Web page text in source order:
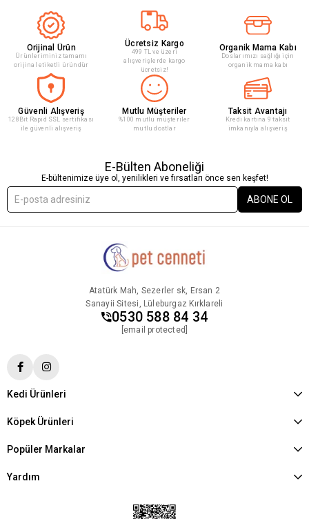
Orijinal Ürün
Ürünleriminiz tamamı
orijinal etiketli üründür
Ücretsiz Kargo
499 TL ve üzeri
alışverişlerde kargo
ücretsiz!
Organik Mama Kabı
Doslarımızı sağlığı için
organik mama kabı
Güvenli Alışveriş
128Bit Rapid SSL sertifikası
ile güvenli alışveriş
Mutlu Müşteriler
%100 mutlu müşteriler
mutlu dostlar
Taksit Avantajı
Kredi kartına 9 taksit
imkanıyla alışveriş
E-Bülten Aboneliği
E-bültenimize üye ol, yenilikleri ve fırsatları önce sen keşfet!
ABONE OL
Atatürk Mah, Sezerler sk, Ersan 2
Sanayii Sitesi, Lüleburgaz Kırklareli
0530 588 84 34
[email protected]
Kedi Ürünleri
Köpek Ürünleri
Popüler Markalar
Yardım